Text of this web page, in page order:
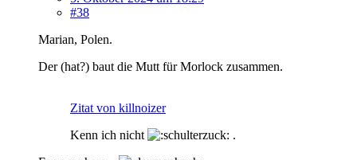
#38
Marian, Polen.
Der (hat?) baut die Mutt für Morlock zusammen.
Zitat von killnoizer
Kenn ich nicht
.